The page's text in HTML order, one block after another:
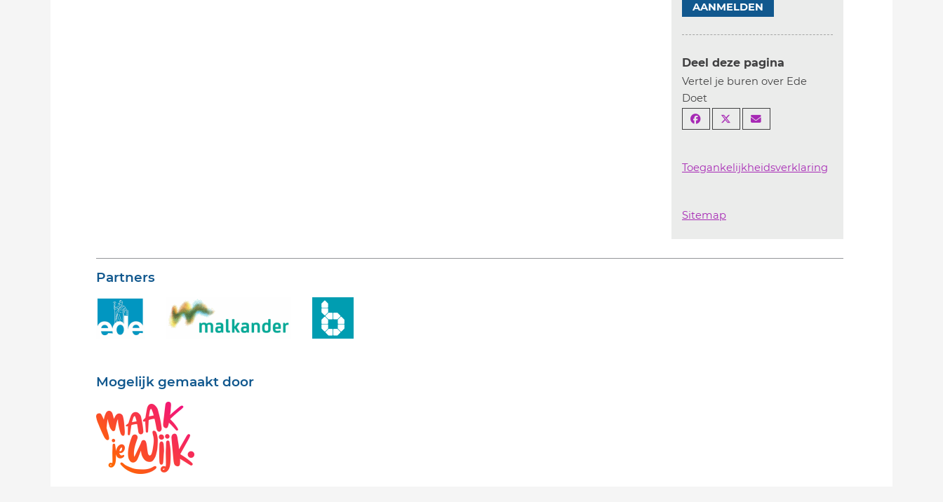
AANMELDEN
Deel deze pagina
Vertel je buren over Ede
Doet
Toegankelijkheidsverklaring
Sitemap
Partners
Mogelijk gemaakt door